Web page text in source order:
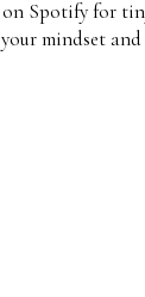
on Spotify for
your mindset